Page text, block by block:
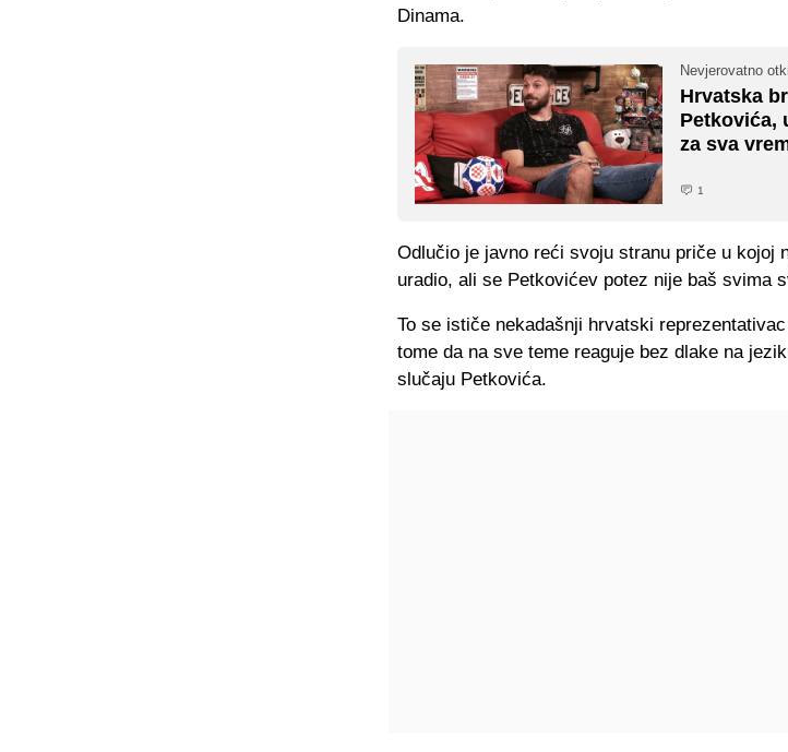
Dinama.
Nevjerovatno
Hrvatska
Petkovića,
za sva
1
Odlučio je javno reći svoju stranu priče u kojoj
uradio, ali se Petkovićev potez nije baš svima
To se ističe nekadašnji hrvatski
tome da na sve teme reaguje bez dlake na
slučaju Petkovića.